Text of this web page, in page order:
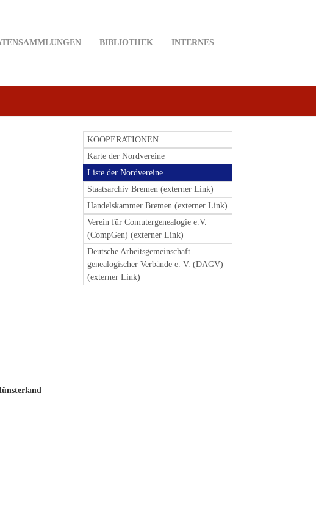
BIBLIOTHEK INTERNES
KOOPERATIONEN
Karte der Nordvereine
Liste der Nordvereine
Staatsarchiv Bremen (externer Link)
Handelskammer Bremen (externer Link)
Verein für Comutergenealogie e.V.
(CompGen) (externer Link)
Deutsche Arbeitsgemeinschaft
genealogischer Verbände e. V. (DAGV)
(externer Link)